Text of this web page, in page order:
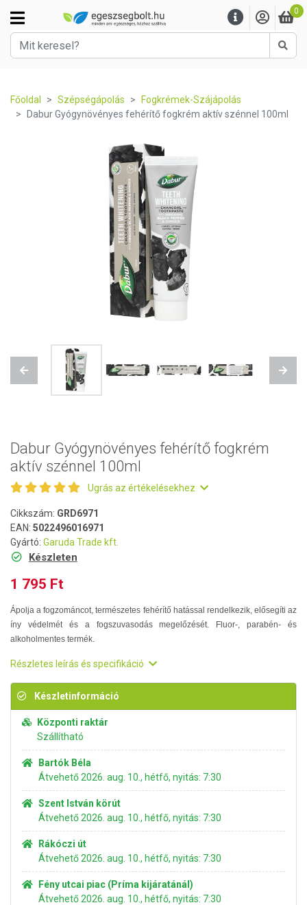
0
Főoldal Szépségápolás
Fogkrémek-Szájápolás
Dabur Gyógynövényes fehérítő fogkrém aktív szénnel 100ml
Previous Next
Dabur Gyógynövényes fehérítő fogkrém
aktív szénnel 100ml
Ugrás az értékelésekhez
Cikkszám: GRD6971
EAN: 5022496016971
Gyártó: Garuda Trade kft.
Készleten
1 795 Ft
Ápolja a fogzománcot, természetes fehérítő hatással rendelkezik, elősegíti az
íny védelmét és a fogszuvasodás megelőzését. Fluor-, parabén- és
alkoholmentes termék.
Részletes leírás és specifikáció
Készletinformáció
Központi raktár
Szállítható
Bartók Béla
Átvehető 2026. aug. 10., hétfő, nyitás: 7:30
Szent István körút
Átvehető 2026. aug. 10., hétfő, nyitás: 7:30
Rákóczi út
Átvehető 2026. aug. 10., hétfő, nyitás: 7:30
Fény utcai piac (Príma kijáratánál)
Átvehető 2026. aug. 10., hétfő, nyitás: 7:30